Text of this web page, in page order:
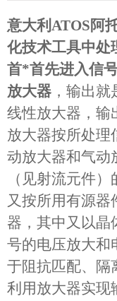
意大利ATOS阿
化技术工具中
首*首先进入信
放大器 ，输出
线性放大器，
放大器按所处理
动放大器和气动
（见射流元件
又按所用有源
器，其中又以晶
号的电压放大和
于阻抗匹配、隔
利用放大器实